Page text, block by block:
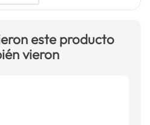
este producto
vieron